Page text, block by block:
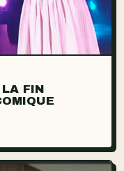
LA FIN